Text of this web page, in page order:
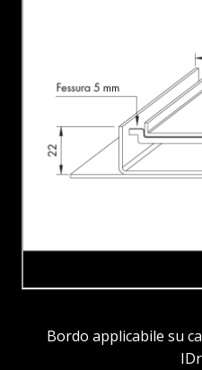
Bordo applicabile su